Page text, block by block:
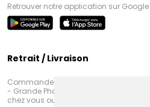
Retrouver notre application sur Google
Retrait / Livraison
Commandez en ligne et venez
- Grande Pharmacie d’Amiens
chez vous ou en point retrait